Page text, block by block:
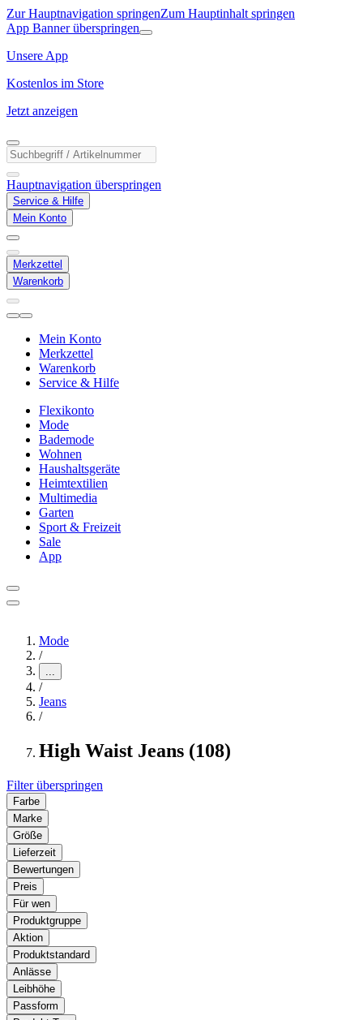
Zur Hauptnavigation springenZum Hauptinhalt springen
App Banner überspringen
Unsere App
Kostenlos im Store
Jetzt anzeigen
Hauptnavigation überspringen
Service & Hilfe
Mein Konto
Merkzettel
Warenkorb
Mein Konto
Merkzettel
Warenkorb
Service & Hilfe
Flexikonto
Mode
Bademode
Wohnen
Haushaltsgeräte
Heimtextilien
Multimedia
Garten
Sport & Freizeit
Sale
App
Mode
/
...
/
Jeans
/
High Waist Jeans (108)
Filter überspringen
Farbe
Marke
Größe
Lieferzeit
Bewertungen
Preis
Für wen
Produktgruppe
Aktion
Produktstandard
Anlässe
Leibhöhe
Passform